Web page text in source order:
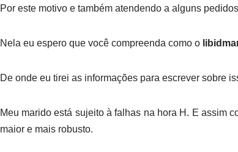
Por este motivo e também atendendo a alguns
Nela eu espero que você compreenda como o
De onde eu tirei as informações para escrever sobre
Meu marido está sujeito à falhas na hora H. E assim
maior e mais robusto.